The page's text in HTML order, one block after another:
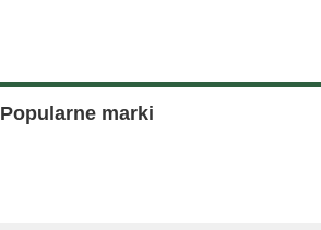
Popularne marki